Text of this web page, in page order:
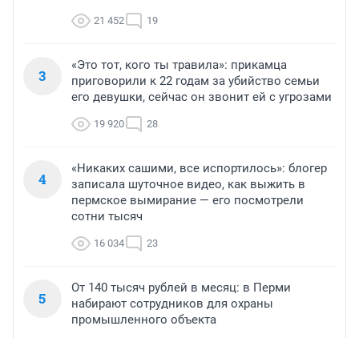
21 452 19
3
«Это тот, кого ты травила»: прикамца
приговорили к 22 годам за убийство семьи
его девушки, сейчас он звонит ей с угрозами
19 920 28
4
«Никаких сашими, все испортилось»: блогер
записала шуточное видео, как выжить в
пермское вымирание — его посмотрели
сотни тысяч
16 034 23
5
От 140 тысяч рублей в месяц: в Перми
набирают сотрудников для охраны
промышленного объекта